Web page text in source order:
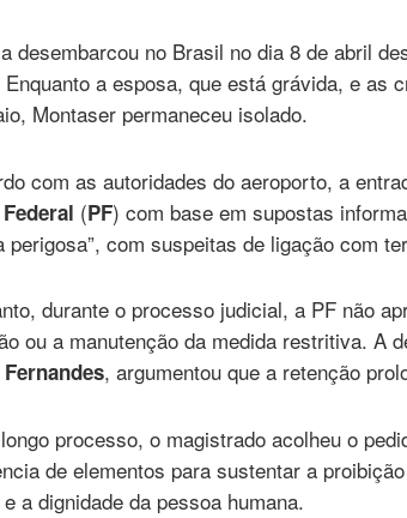
desembarcou no Brasil no dia 8 de abril
Enquanto a esposa, que está grávida, e as
Montaser permaneceu isolado.
com as autoridades do aeroporto, a
(PF) com base em supostas
perigosa”, com suspeitas de ligação com
durante o processo judicial, a PF não
ou a manutenção da medida restritiva. A
, argumentou que a retenção
processo, o magistrado acolheu o
de elementos para sustentar a
a dignidade da pessoa humana.